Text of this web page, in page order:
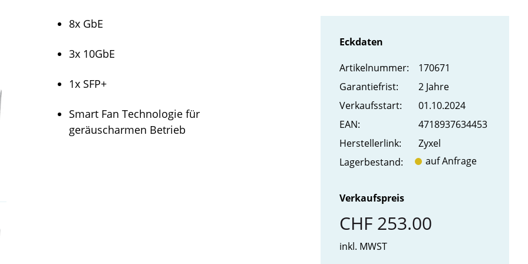
8x GbE
3x 10GbE
1x SFP+
Smart Fan Technologie für
geräuscharmen Betrieb
Eckdaten
Artikel­nummer:
170671
Garantiefrist:
2 Jahre
Verkaufs­start:
01.10.2024
EAN:
4718937634453
Hersteller­link:
Zyxel
Lager­bestand:
auf Anfrage
Verkaufspreis
CHF 253.00
inkl. MWST